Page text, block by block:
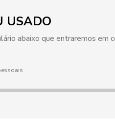
USADO
abaixo que entraremos em